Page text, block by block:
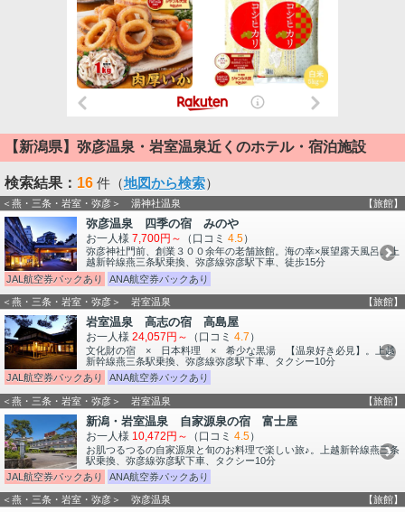
【新潟県】弥彦温泉・岩室温泉近くのホテル・宿泊施設
検索結果： 16 件（地図から検索）
＜燕・三条・岩室・弥彦＞ 湯神社温泉 【旅館】
弥彦温泉 四季の宿 みのや
お一人様 7,700円～ （口コミ 4.5）
弥彦神社門前、創業３００余年の老舗旅館。海の幸×展望露天風呂。上
越新幹線燕三条駅乗換、弥彦線弥彦駅下車、徒歩15分
JAL航空券パックあり
ANA航空券パックあり
＜燕・三条・岩室・弥彦＞ 岩室温泉 【旅館】
岩室温泉 高志の宿 高島屋
お一人様 24,057円～ （口コミ 4.7 ）
文化財の宿 × 日本料理 × 希少な黒湯 【温泉好き必見】。上越
新幹線燕三条駅乗換、弥彦線弥彦駅下車、タクシー10分
JAL航空券パックあり
ANA航空券パックあり
＜燕・三条・岩室・弥彦＞ 岩室温泉 【旅館】
新潟・岩室温泉 自家源泉の宿 富士屋
お一人様 10,472円～ （口コミ 4.5）
お肌つるつるの自家源泉と旬のお料理で楽しい旅♪。上越新幹線燕三条
駅乗換、弥彦線弥彦駅下車、タクシー10分
JAL航空券パックあり
ANA航空券パックあり
＜燕・三条・岩室・弥彦＞ 弥彦温泉 【旅館】